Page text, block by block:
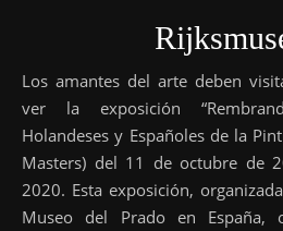
Los amantes del arte deben
ver la exposición
Holandeses y Españoles de la
Masters) del 11 de octubre de
2020. Esta exposición,
Museo del Prado en España,